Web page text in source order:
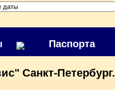
Паспорта
Санкт-Петербург.